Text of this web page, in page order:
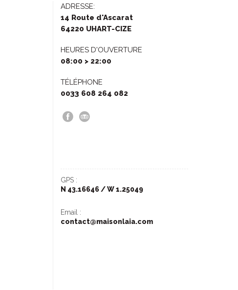
ADRESSE:
14 Route d'Ascarat
64220 UHART-CIZE
HEURES D'OUVERTURE
08:00 > 22:00
TÉLÉPHONE
0033 608 264 082
GPS :
N 43.16646 / W 1.25049
Email :
contact@maisonlaia.com